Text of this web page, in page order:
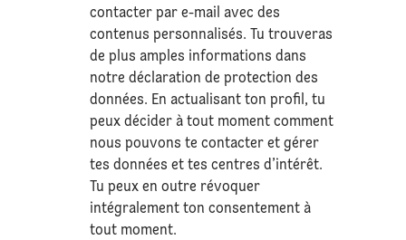
contacter par e-mail avec des
contenus personnalisés. Tu trouveras
de plus amples informations dans
notre déclaration deprotection des
données. En actualisant ton profil, tu
peux décider à tout moment comment
nous pouvons te contacter et gérer
tes données et tes centres d’intérêt.
Tu peux en outre révoquer
intégralement ton consentement à
tout moment.